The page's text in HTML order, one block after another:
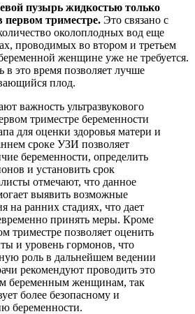
пузырь жидкостью только
первом триместре. Это связано с
околоплодных вод еще
проводимых во втором и третьем
женщине уже не требуется.
в это время позволяет лучше
плод.
важность ультразвукового
триместре беременности
для оценки здоровья матери и
сроке УЗИ позволяет
беременности, определить
и установить срок
отмечают, что данное
выявить возможные
на ранних стадиях, что дает
принять меры. Кроме
триместре позволяет оценить
и уровень гормонов, что
роль в дальнейшем ведении
рекомендуют проводить это
беременным женщинам, так
более безопасному и
беременности.